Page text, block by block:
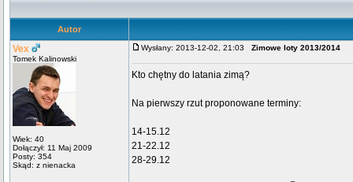
Autor
Vex
Tomek Kalinowski
Wiek: 40
Dołączył: 11 Maj 2009
Posty: 354
Skąd: z nienacka
Wysłany: 2013-12-02, 21:03 Zimowe loty 2013/2014
Kto chętny do latania zimą?
Na pierwszy rzut proponowane terminy:
14-15.12
21-22.12
28-29.12